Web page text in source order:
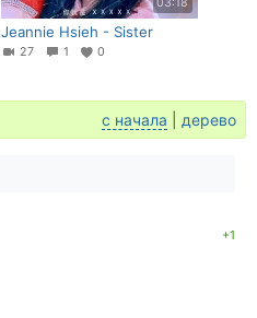
Jeannie Hsieh - Sister
27 1 0
с начала дерево
+1